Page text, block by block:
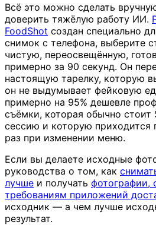
Всё это можно сделать
доверить тяжёлую работу ИИ.
FoodShot создан специально
снимок с телефона, выберите
чистую, переосвещённую,
примерно за 90 секунд. Он
настоящую тарелку, которую
он не выдумывает фейковую
примерно на 95% дешевле
съёмки, которая обычно стоит
сессию и которую приходится
раз при изменении меню.
Если вы делаете исходные
руководства о том, как
лучше и получать фотографии,
требованиям приложений
исходник — а чем лучше
результат.